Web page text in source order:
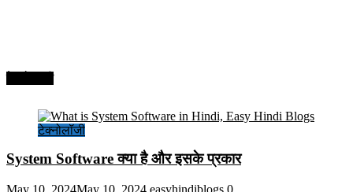
टेक्नोलॉजी
System Software क्या है और इसके प्रकार